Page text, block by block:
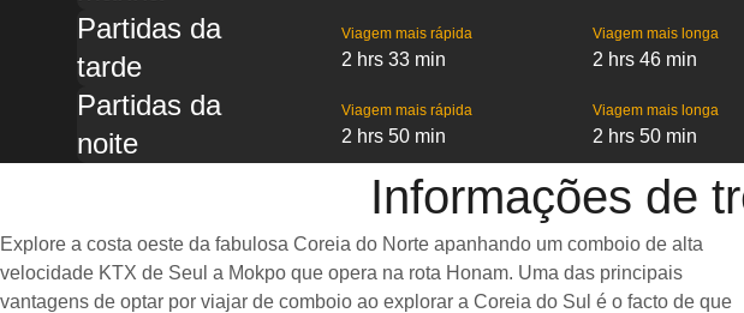
Partidas da
tarde
Viagem mais rápida
2 hrs 33 min
Viagem mais longa
2 hrs 46 min
Partidas da
noite
Viagem mais rápida
2 hrs 50 min
Viagem mais longa
2 hrs 50 min
Informações de
Explore a costa oeste da fabulosa Coreia do Norte apanhando um comboio de alta
velocidade KTX de Seul a Mokpo que opera na rota Honam. Uma das principais
vantagens de optar por viajar de comboio ao explorar a Coreia do Sul é o facto de que